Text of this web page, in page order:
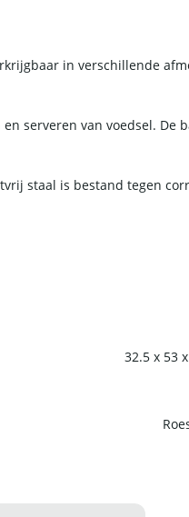
in verschillende
serveren van voedsel. De
staal is bestand tegen
32.5 x 53